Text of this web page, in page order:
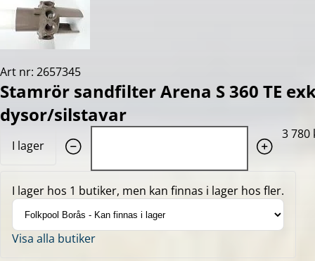
Art nr: 2657345
Stamrör sandfilter Arena S 360 TE
dysor/silstavar
I lager
3 780
I lager hos 1 butiker, men kan finnas i lager hos fler.
Visa alla butiker